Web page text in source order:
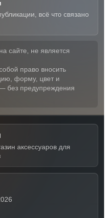
всё что связано
сайте, не является
право вносить
форму, цвет и
— без предупреждения
аксессуаров для